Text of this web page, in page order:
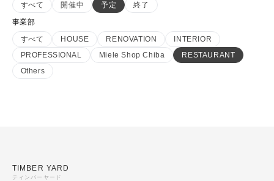
すべて
開催中 予定
終了
事業部
すべて
HOUSE RENOVATION
INTERIOR
PROFESSIONAL
Miele Shop Chiba
RESTAURANT
Others
TIMBER YARD
ティンバーヤード